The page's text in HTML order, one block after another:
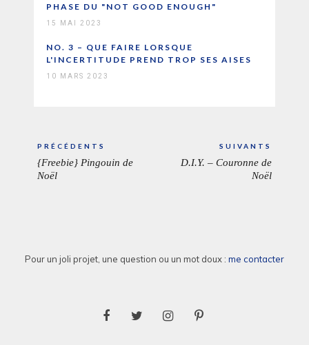
PHASE DU "NOT GOOD ENOUGH"
15 MAI 2023
NO. 3 – QUE FAIRE LORSQUE
L'INCERTITUDE PREND TROP SES AISES
10 MARS 2023
Navigation
de
l’article
PRÉCÉDENTS
ARTICLE
{Freebie} Pingouin de
Noël
SUIVANTS
D.I.Y. – Couronne de
Noël
Pour un joli projet, une question ou un mot doux : me contacter